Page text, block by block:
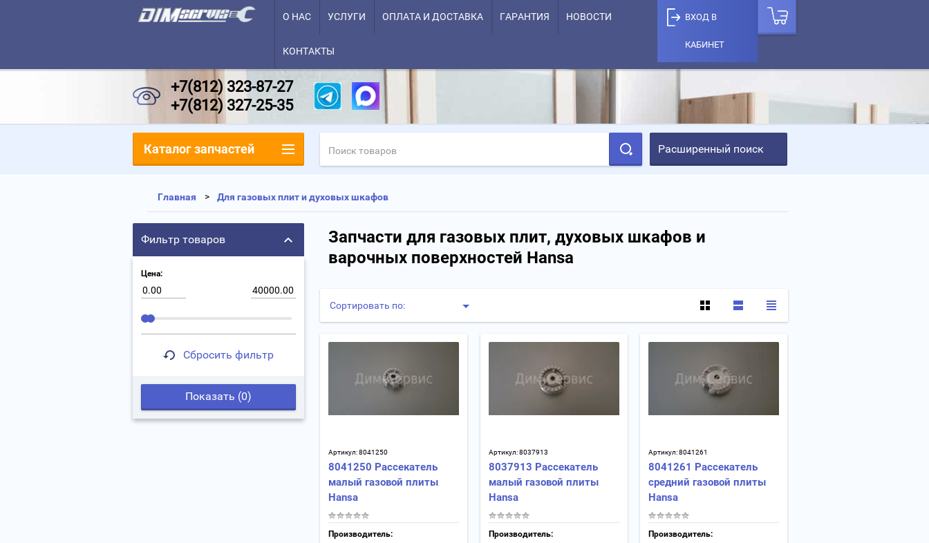
О НАС УСЛУГИ ОПЛАТА И ДОСТАВКА ГАРАНТИЯ НОВОСТИ
КОНТАКТЫ
ВХОД В
КАБИНЕТ
+7(812) 323-87-27
+7(812) 327-25-35
Расширенный поиск
Главная Для газовых плит и духовых шкафов
Запчасти для газовых плит, духовых шкафов и
варочных поверхностей Hansa
Сортировать по:
Артикул:8041250
8041250 Рассекатель
малый газовой плиты
Hansa
Производитель:
Артикул:8037913
8037913 Рассекатель
малый газовой плиты
Hansa
Производитель:
Артикул:8041261
8041261 Рассекатель
средний газовой плиты
Hansa
Производитель:
Каталог запчастей
Фильтр товаров
Цена:
Сбросить фильтр
Показать (0)